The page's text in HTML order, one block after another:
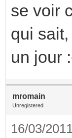
se voir
qui sait,
un jour
mromain
Unregistered
16/03/